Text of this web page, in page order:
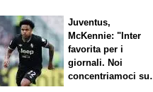
Juventus,
McKennie: "Inter
favorita per i
giornali. Noi
concentriamoci sul